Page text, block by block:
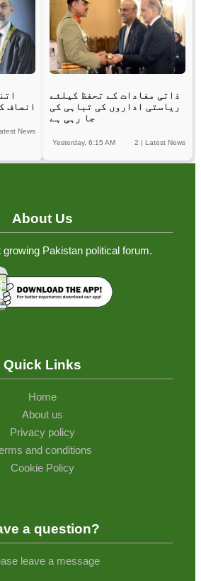
انصاف
News
ذاتی مفادات کے تحفظ کیلئے
ریاستی اداروں کی تباہی کی
جا رہی ہے
2 | Latest News
Yesterday, 6:15 AM
About Us
growing Pakistan political forum.
Quick Links
Home
About us
Privacy policy
and conditions
Cookie Policy
a question?
leave a message